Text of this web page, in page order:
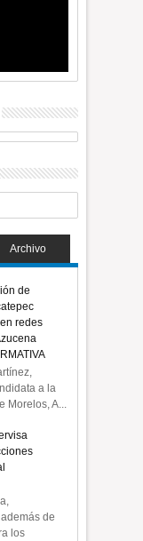
Archivo
de
redes
a la
Morelos, A...
de
los